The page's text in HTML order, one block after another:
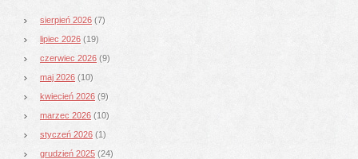
sierpień 2026 (7)
lipiec 2026 (19)
czerwiec 2026 (9)
maj 2026 (10)
kwiecień 2026 (9)
marzec 2026 (10)
styczeń 2026 (1)
grudzień 2025 (24)